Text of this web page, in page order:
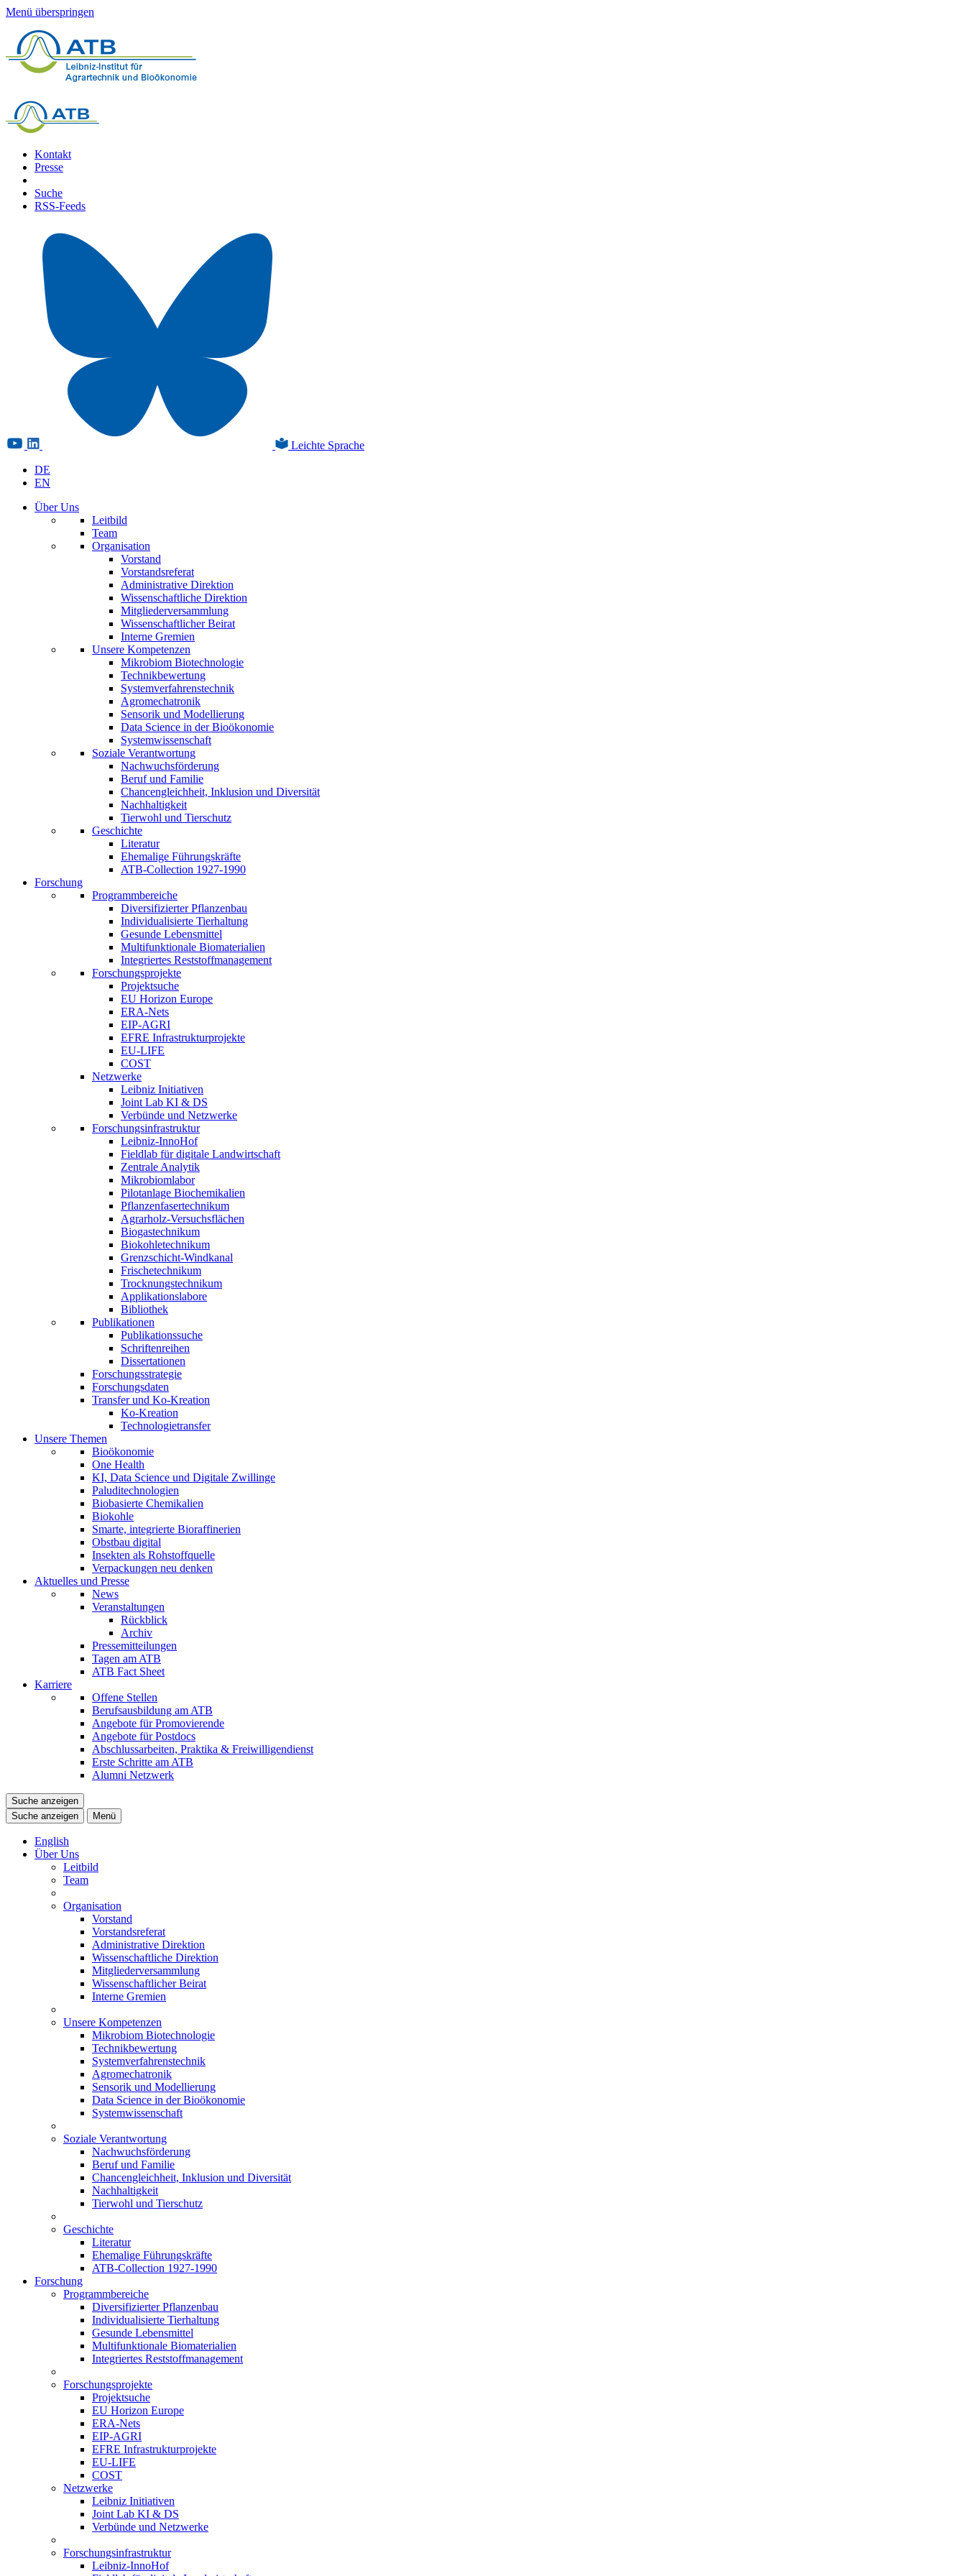
Menü überspringen
Kontakt
Presse
Suche
RSS-Feeds
Leichte Sprache
DE
EN
Über Uns
Leitbild
Team
Organisation
Vorstand
Vorstandsreferat
Administrative Direktion
Wissenschaftliche Direktion
Mitgliederversammlung
Wissenschaftlicher Beirat
Interne Gremien
Unsere Kompetenzen
Mikrobiom Biotechnologie
Technikbewertung
Systemverfahrenstechnik
Agromechatronik
Sensorik und Modellierung
Data Science in der Bioökonomie
Systemwissenschaft
Soziale Verantwortung
Nachwuchsförderung
Beruf und Familie
Chancengleichheit, Inklusion und Diversität
Nachhaltigkeit
Tierwohl und Tierschutz
Geschichte
Literatur
Ehemalige Führungskräfte
ATB-Collection 1927-1990
Forschung
Programmbereiche
Diversifizierter Pflanzenbau
Individualisierte Tierhaltung
Gesunde Lebensmittel
Multifunktionale Biomaterialien
Integriertes Reststoffmanagement
Forschungsprojekte
Projektsuche
EU Horizon Europe
ERA-Nets
EIP-AGRI
EFRE Infrastrukturprojekte
EU-LIFE
COST
Netzwerke
Leibniz Initiativen
Joint Lab KI & DS
Verbünde und Netzwerke
Forschungsinfrastruktur
Leibniz-InnoHof
Fieldlab für digitale Landwirtschaft
Zentrale Analytik
Mikrobiomlabor
Pilotanlage Biochemikalien
Pflanzenfasertechnikum
Agrarholz-Versuchsflächen
Biogastechnikum
Biokohletechnikum
Grenzschicht-Windkanal
Frischetechnikum
Trocknungstechnikum
Applikationslabore
Bibliothek
Publikationen
Publikationssuche
Schriftenreihen
Dissertationen
Forschungsstrategie
Forschungsdaten
Transfer und Ko-Kreation
Ko-Kreation
Technologietransfer
Unsere Themen
Bioökonomie
One Health
KI, Data Science und Digitale Zwillinge
Paluditechnologien
Biobasierte Chemikalien
Biokohle
Smarte, integrierte Bioraffinerien
Obstbau digital
Insekten als Rohstoffquelle
Verpackungen neu denken
Aktuelles und Presse
News
Veranstaltungen
Rückblick
Archiv
Pressemitteilungen
Tagen am ATB
ATB Fact Sheet
Karriere
Offene Stellen
Berufsausbildung am ATB
Angebote für Promovierende
Angebote für Postdocs
Abschlussarbeiten, Praktika & Freiwilligendienst
Erste Schritte am ATB
Alumni Netzwerk
Suche anzeigen
Suche anzeigen
Menü
English
Über Uns
Leitbild
Team
Organisation
Vorstand
Vorstandsreferat
Administrative Direktion
Wissenschaftliche Direktion
Mitgliederversammlung
Wissenschaftlicher Beirat
Interne Gremien
Unsere Kompetenzen
Mikrobiom Biotechnologie
Technikbewertung
Systemverfahrenstechnik
Agromechatronik
Sensorik und Modellierung
Data Science in der Bioökonomie
Systemwissenschaft
Soziale Verantwortung
Nachwuchsförderung
Beruf und Familie
Chancengleichheit, Inklusion und Diversität
Nachhaltigkeit
Tierwohl und Tierschutz
Geschichte
Literatur
Ehemalige Führungskräfte
ATB-Collection 1927-1990
Forschung
Programmbereiche
Diversifizierter Pflanzenbau
Individualisierte Tierhaltung
Gesunde Lebensmittel
Multifunktionale Biomaterialien
Integriertes Reststoffmanagement
Forschungsprojekte
Projektsuche
EU Horizon Europe
ERA-Nets
EIP-AGRI
EFRE Infrastrukturprojekte
EU-LIFE
COST
Netzwerke
Leibniz Initiativen
Joint Lab KI & DS
Verbünde und Netzwerke
Forschungsinfrastruktur
Leibniz-InnoHof